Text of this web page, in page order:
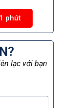
phút
lạc với bạn